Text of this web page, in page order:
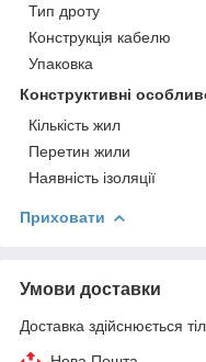
Тип дроту
Конструкція кабелю
Упаковка
Конструктивні
Кількість жил
Перетин жили
Наявність ізоляції
Приховати
Умови доставки
Доставка здійснюється